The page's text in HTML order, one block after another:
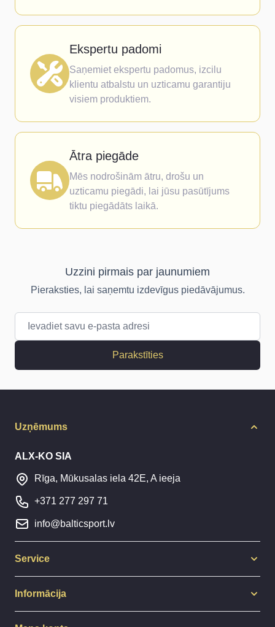
Ekspertu padomi
Saņemiet ekspertu padomus, izcilu
klientu atbalstu un uzticamu garantiju
visiem produktiem.
Ātra piegāde
Mēs nodrošinām ātru, drošu un
uzticamu piegādi, lai jūsu pasūtījums
tiktu piegādāts laikā.
Uzzini pirmais par jaunumiem
Pieraksties, lai saņemtu izdevīgus piedāvājumus.
Parakstīties
Uzņēmums
ALX-KO SIA
Rīga, Mūkusalas iela 42E, A ieeja
+371 277 297 71
info@balticsport.lv
Service
Informācija